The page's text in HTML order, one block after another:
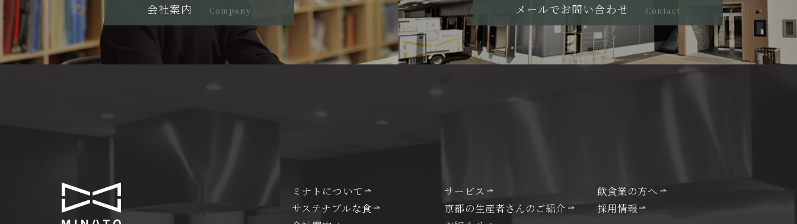
会社案内 Company メールでお問い合わせ Contact
ミナトについて サービス
飲食業の方へ
サステナブルな食
京都の生産者さんのご紹介
採用情報